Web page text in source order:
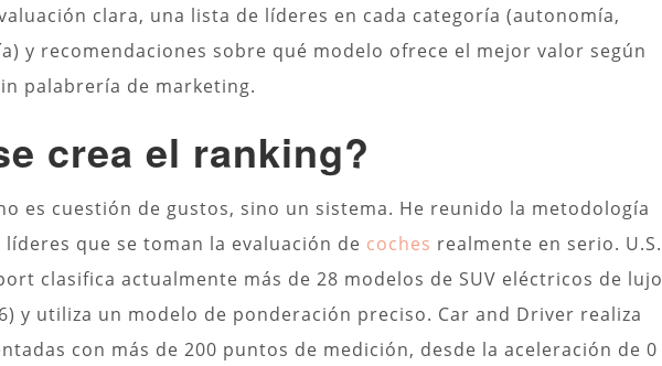
clara, una lista de líderes en cada categoría (autonomía,
y recomendaciones sobre qué modelo ofrece el mejor valor según
palabrería de marketing.
crea el ranking?
es cuestión de gustos, sino un sistema. He reunido la metodología
que se toman la evaluación de coches realmente en serio. U.S.
clasifica actualmente más de 28 modelos de SUV eléctricos de lujo
y utiliza un modelo de ponderación preciso. Car and Driver realiza
con más de 200 puntos de medición, desde la aceleración de 0